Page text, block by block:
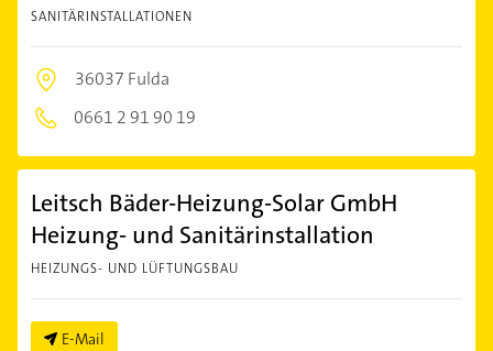
SANITÄRINSTALLATIONEN
36037 Fulda
0661 2 91 90 19
Leitsch Bäder-Heizung-Solar GmbH
Heizung- und Sanitärinstallation
HEIZUNGS- UND LÜFTUNGSBAU
E-Mail